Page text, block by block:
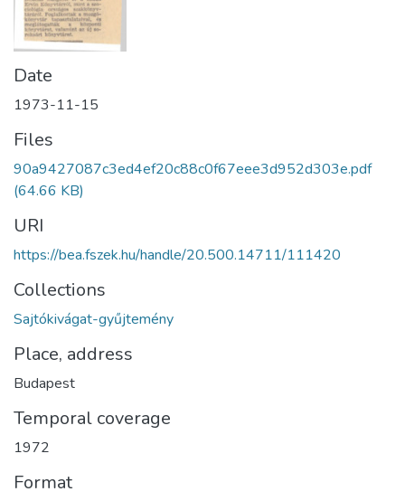
Date
1973-11-15
Files
90a9427087c3ed4ef20c88c0f67eee3d952d303e.pdf
(64.66 KB)
URI
https://bea.fszek.hu/handle/20.500.14711/111420
Collections
Sajtókivágat-gyűjtemény
Place, address
Budapest
Temporal coverage
1972
Format